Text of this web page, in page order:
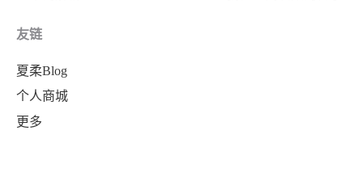
友链
夏柔Blog
个人商城
更多